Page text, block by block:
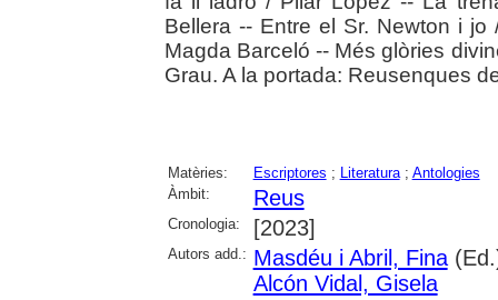
Bellera -- Entre el Sr. Newton i
Magda Barceló -- Més glòries
Grau. A la portada: Reusenques
Matèries: Escriptores ; Literatura; Antologies
Àmbit:
Reus
Cronologia: [2023]
Autors add.: Masdéu i Abril, Fina
Alcón Vidal, Gisela